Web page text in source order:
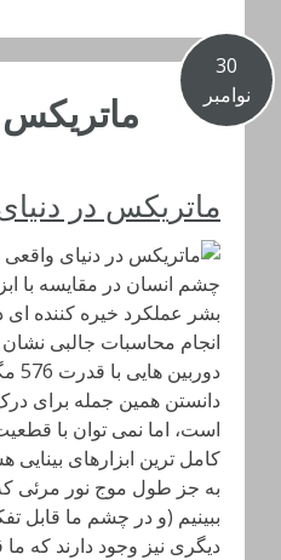
30
نوامبر
ماتریکس
ماتریکس در
چشم انسان در مقایسه با
بشر عملکرد خیره کننده ای
انجام محاسبات جالبی
دانستن همین جمله برای
است، اما نمی توان با
کامل ترین ابزارهای
به جز طول موج نور مرئی
ببینیم (و در چشم ما
دیگری نیز وجود دارند که ما